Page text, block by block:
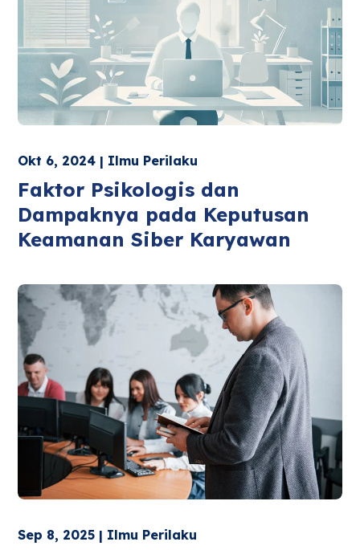
Okt 6, 2024 | Ilmu Perilaku
Faktor Psikologis dan
Dampaknya pada Keputusan
Keamanan Siber Karyawan
Sep 8, 2025 | Ilmu Perilaku